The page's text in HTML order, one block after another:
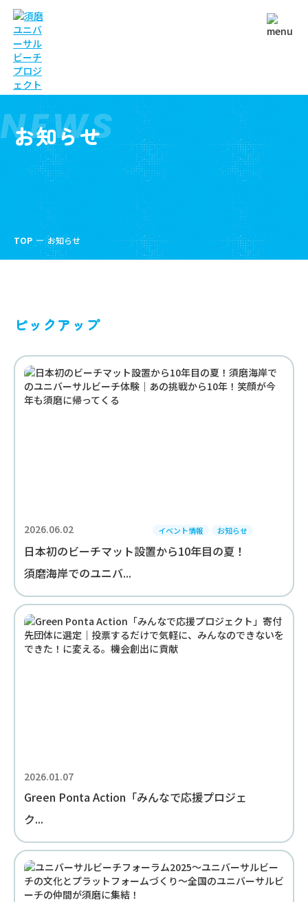
お知らせ
NEWS
TOP お知らせ
ピックアップ
2026.06.02 イベント情報 お知らせ
日本初のビーチマット設置から10年目の夏！
須磨海岸でのユニバ...
2026.01.07
Green Ponta Action「みんなで応援プロジェ
ク...